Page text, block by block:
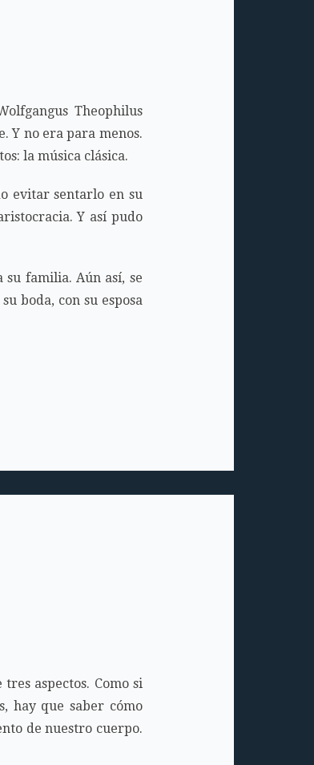
Theophilus
Y no era para menos.
la música clásica.
evitar sentarlo en su
Y así pudo
su familia. Aún así, se
boda, con su esposa
aspectos. Como si
hay que saber cómo
de nuestro cuerpo.